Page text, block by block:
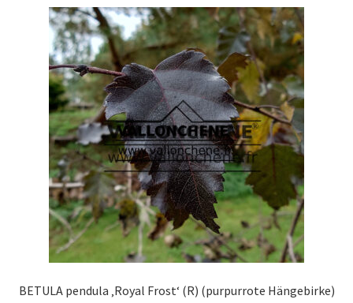
BETULA pendula ‚Royal Frost‘ (R) (purpurrote Hängebirke)